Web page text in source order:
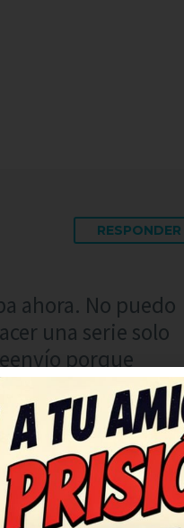
RESPONDER
ahora. No puedo
una serie solo
porque